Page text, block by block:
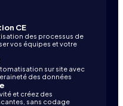
CE
des processus de
vos équipes et votre
sur site avec
des données
et créez des
sans codage